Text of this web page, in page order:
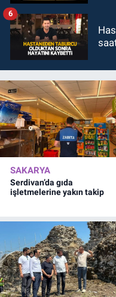
6
SAKARYA
Serdivan’da gıda
işletmelerine yakın takip